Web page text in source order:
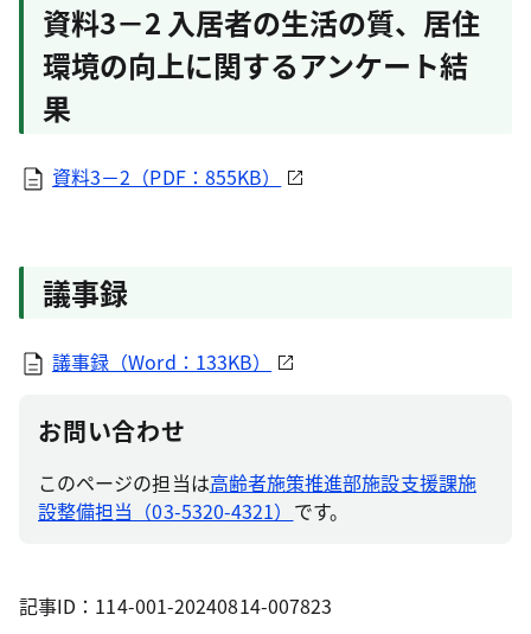
資料3－2 入居者の生活の質、居住
環境の向上に関するアンケート結
果
資料3－2（PDF：855KB）
議事録
議事録（Word：133KB）
お問い合わせ
このページの担当は高齢者施策推進部施設支援課施
設整備担当（03-5320-4321） です。
記事ID：114-001-20240814-007823